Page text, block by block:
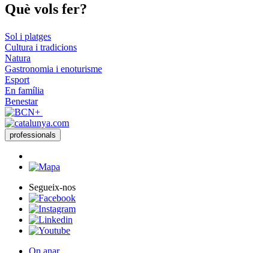
Què vols fer?
Sol i platges
Cultura i tradicions
Natura
Gastronomia i enoturisme
Esport
En família
Benestar
professionals
Segueix-nos
On anar